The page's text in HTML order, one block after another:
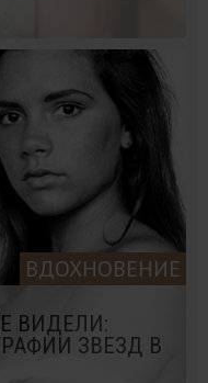
ВДОХНОВЕНИЕ
ВИДЕЛИ:
ЗВЕЗД В